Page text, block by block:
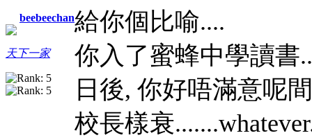
beebeechan
天下一家
給你個比喻....
你入了蜜蜂中學讀書
日後, 你好唔滿意呢
校長樣衰